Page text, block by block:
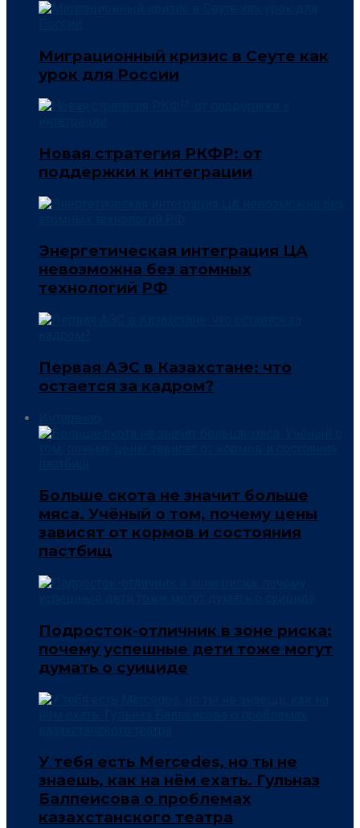
Миграционный кризис в Сеуте как
урок для России
Новая стратегия РКФР: от
поддержки к интеграции
Энергетическая интеграция ЦА
невозможна без атомных
технологий РФ
Первая АЭС в Казахстане: что
остается за кадром?
Больше скота не значит больше
мяса. Учёный о том, почему цены
зависят от кормов и состояния
пастбищ
Подросток-отличник в зоне риска:
почему успешные дети тоже могут
думать о суициде
У тебя есть Mercedes, но ты не
знаешь, как на нём ехать. Гульназ
Балпеисова о проблемах
казахстанского театра